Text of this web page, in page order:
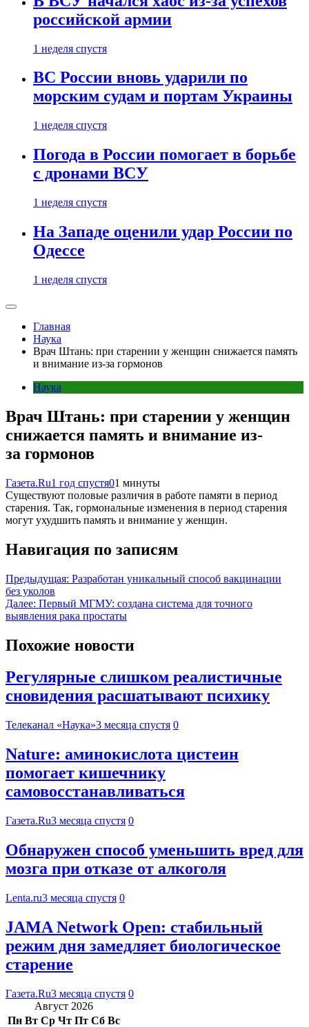
российской армии
1 неделя спустя
ВС России вновь ударили по
морским судам и портам Украины
1 неделя спустя
Погода в России помогает в борьбе
с дронами ВСУ
1 неделя спустя
На Западе оценили удар России по
Одессе
1 неделя спустя
Главная
Наука
Врач Штань: при старении у женщин снижается память
и внимание из-за гормонов
Наука
Врач Штань: при старении у женщин
снижается память и внимание из-
за гормонов
Газета.Ru1 год спустя01 минуты
Существуют половые различия в работе памяти в период
старения. Так, гормональные изменения в период старения
могут ухудшить память и внимание у женщин.
Навигация по записям
Предыдущая: Разработан уникальный способ вакцинации
без уколов
Далее: Первый МГМУ: создана система для точного
выявления рака простаты
Похожие новости
Регулярные слишком реалистичные
сновидения расшатывают психику
Телеканал «Наука»3 месяца спустя 0
Nature: аминокислота цистеин
помогает кишечнику
самовосстанавливаться
Газета.Ru3 месяца спустя 0
Обнаружен способ уменьшить вред для
мозга при отказе от алкоголя
Lenta.ru3 месяца спустя 0
JAMA Network Open: стабильный
режим дня замедляет биологическое
старение
Газета.Ru3 месяца спустя 0
Август 2026
Пн Вт Ср Чт Пт Сб Вс